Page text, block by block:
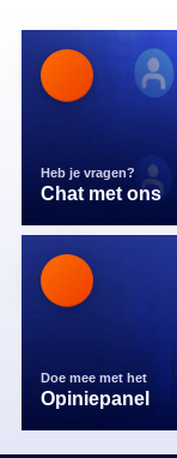
Heb je vragen?
Chat met ons
Doe mee met het
Opiniepanel